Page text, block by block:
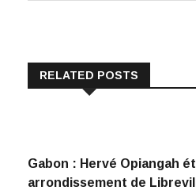
RELATED POSTS
Gabon : Hervé Opiangah
arrondissement de